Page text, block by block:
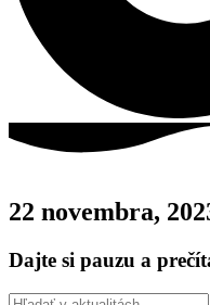
22 novembra,
Dajte si pauzu a